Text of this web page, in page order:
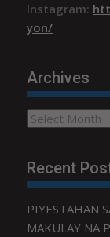
Instagram:
yon/
Archives
Archives
Recent
PIYESTAHAN
MAKULAY NA